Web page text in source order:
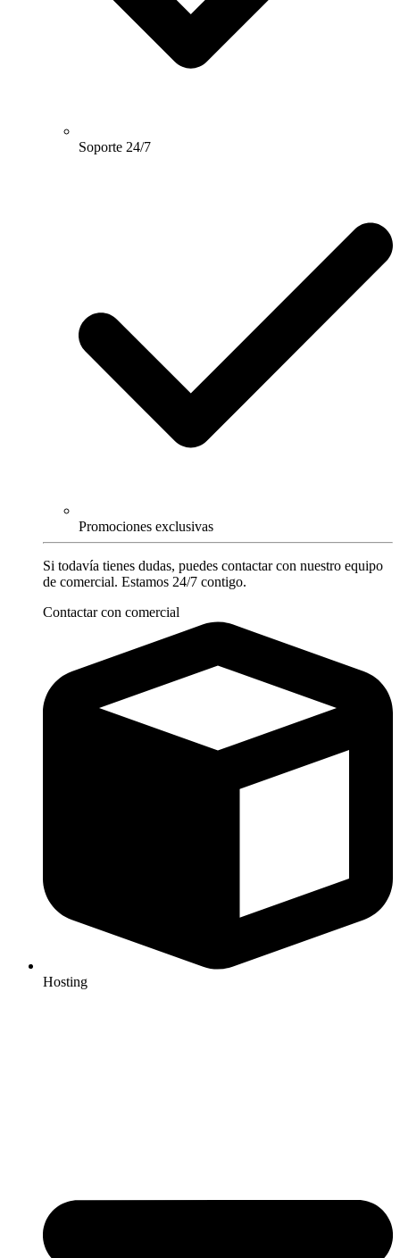
Soporte 24/7
Promociones exclusivas
Si todavía tienes dudas, puedes contactar con nuestro equipo
de comercial. Estamos 24/7 contigo.
Contactar con comercial
Hosting